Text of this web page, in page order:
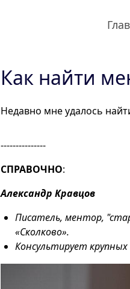
Как найти
Недавно мне удалось
---------------
СПРАВОЧНО:
Александр Кравцов
Писатель, ментор,
«Сколково».
Консультирует